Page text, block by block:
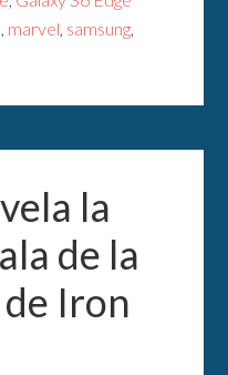
marvel samsung
la
de la
Iron